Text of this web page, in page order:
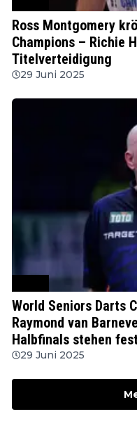
Ross Montgomery
Champions – Richie
Titelverteidigung
29 Juni 2025
World Seniors Darts
Raymond van
Halbfinals stehen fest
29 Juni 2025